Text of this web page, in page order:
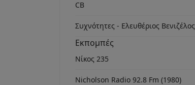
CB
Συχνότητες - Ελευθέριος Βενιζέλος
Εκπομπές
Νίκος 235
Nicholson Radio 92.8 Fm (1980)